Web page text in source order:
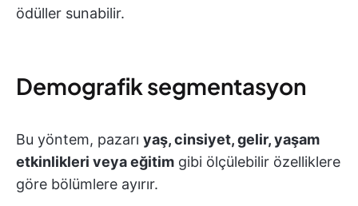
ödüller sunabilir.
Demografik segmentasyon
Bu yöntem, pazarı yaş, cinsiyet, gelir, yaşam
etkinlikleri veya eğitim gibi ölçülebilir özelliklere
göre bölümlere ayırır.